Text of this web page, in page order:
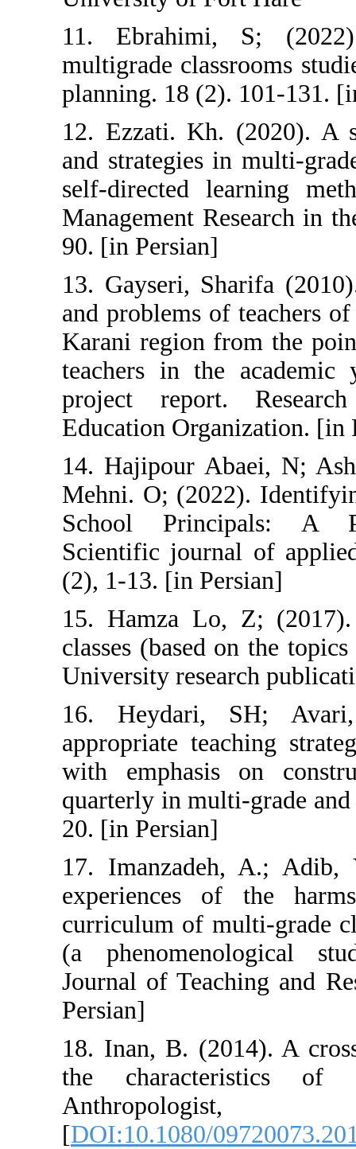
11.
multigrade
planning. 18
12. Ezzati.
and strategies
self-directed
Management
90. [in Persian]
13. Gayseri,
and problems
Karani region
teachers in
project
Education
14. Hajipour
Mehni. O;
School
Scientific
(2), 1-13. [in
15. Hamza
classes (based
University
16. Heydari,
appropriate
with emphasis
quarterly in
20. [in Persian]
17.
experiences
curriculum of
(a
Journal of
18. Inan, B.
the
[DOI:10.1080/